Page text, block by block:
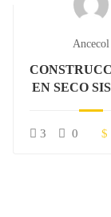
Ancecol
EN SECO
3 0 $